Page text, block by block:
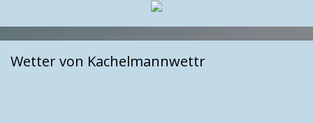
Wetter von Kachelmannwettr